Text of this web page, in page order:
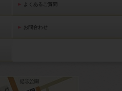
よくあるご質問
お問合わせ